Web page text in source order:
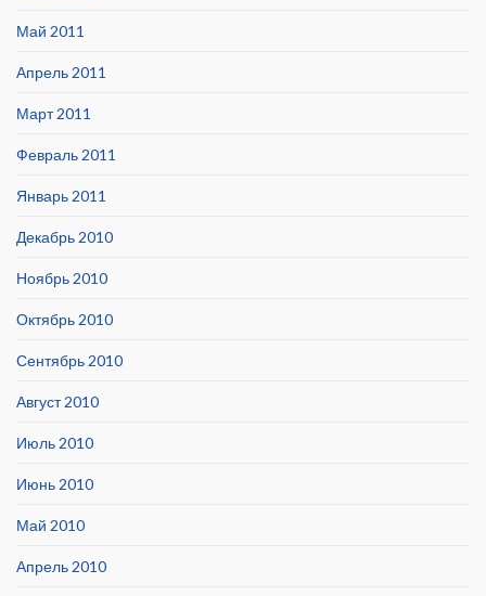
Май 2011
Апрель 2011
Март 2011
Февраль 2011
Январь 2011
Декабрь 2010
Ноябрь 2010
Октябрь 2010
Сентябрь 2010
Август 2010
Июль 2010
Июнь 2010
Май 2010
Апрель 2010